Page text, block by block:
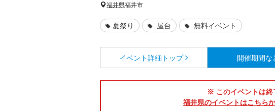
福井県福井市
夏祭り 屋台 無料イベント
イベント詳細 トップ 開催期間な
※ このイベントは終
福井県のイベントはこちら